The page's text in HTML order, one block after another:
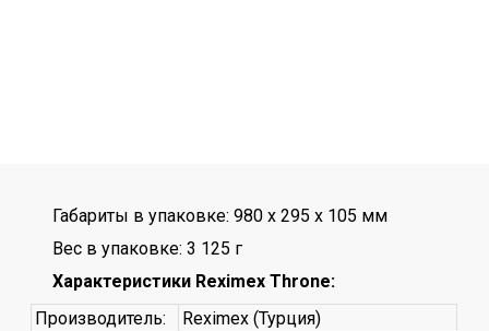
Габариты в упаковке: 980 x 295 x 105 мм
Вес в упаковке: 3 125 г
Характеристики Reximex Throne:
Производитель:
Reximex (Турция)